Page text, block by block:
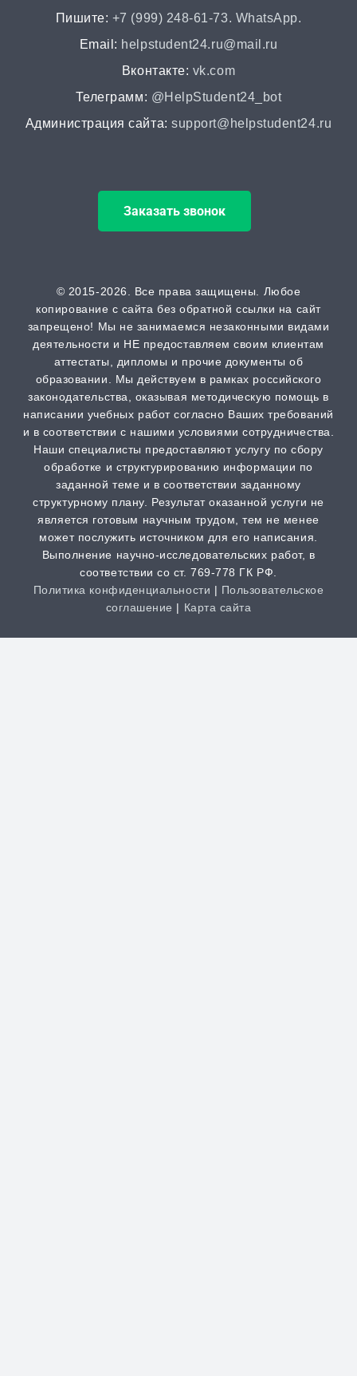
НИР
от 2 часов | от 5000 ₽
Кандидатская диссертация
ВАК
от 2 часов | от 500 ₽
Scopus
от 2 часов | от 500 ₽
РИНЦ
от 2 часов | от 500 ₽
Шпаргалка
от 1 часа | от 300 ₽
Дистанционная задача
от 1 часа | от 300 ₽
Пишите: +7 (999) 248-61-73. WhatsApp.
Email: helpstudent24.ru@mail.ru
Вконтакте: vk.com
Телеграмм: @HelpStudent24_bot
Администрация сайта:support@helpstudent24.ru
Заказать звонок
© 2015-2026. Все права защищены. Любое
копирование с сайта без обратной ссылки на сайт
запрещено! Мы не занимаемся незаконными видами
деятельности и НЕ предоставляем своим клиентам
аттестаты, дипломы и прочие документы об
образовании. Мы действуем в рамках российского
законодательства, оказывая методическую помощь в
написании учебных работ согласно Ваших требований
и в соответствии с нашими условиями сотрудничества.
Наши специалисты предоставляют услугу по сбору
обработке и структурированию информации по
заданной теме и в соответствии заданному
структурному плану. Результат оказанной услуги не
является готовым научным трудом, тем не менее
может послужить источником для его написания.
Выполнение научно-исследовательских работ, в
соответствии со ст. 769-778 ГК РФ.
Политика конфиденциальности | Пользовательское
соглашение | Карта сайта